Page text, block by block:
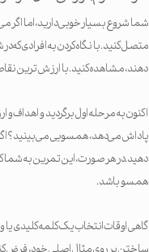
شما شروع بسیار خوبی دارید، اما اگر
متصل کنید. با نگاه کردن به افرادی
دهند، مشاهده کنید. با ارزش ترین
اکنون به مرحله اول برگردید و اهداف
پاداش می‌دهد، همسویی می‌بینید؟
دهید. در هر صورت، این تمرین به
همسو باشد.
گاهی اوقات انتخاب یک کلمه کلیدی یا